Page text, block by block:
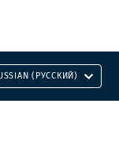
(РУССКИЙ)